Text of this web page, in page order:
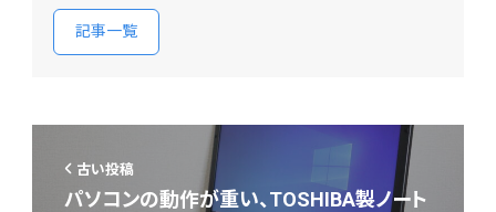
記事一覧
古い投稿
パソコンの動作が重い、TOSHIBA製ノート